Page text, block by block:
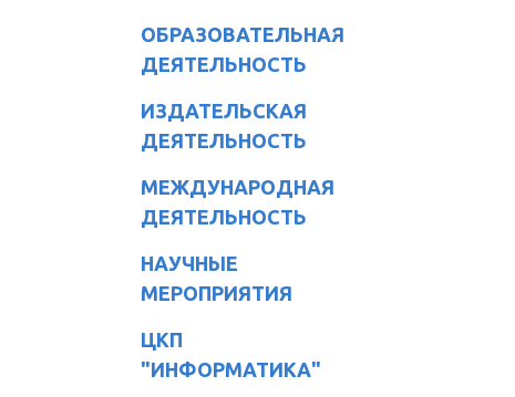
ОБРАЗОВАТЕЛЬНАЯ
ДЕЯТЕЛЬНОСТЬ
ИЗДАТЕЛЬСКАЯ
ДЕЯТЕЛЬНОСТЬ
МЕЖДУНАРОДНАЯ
ДЕЯТЕЛЬНОСТЬ
НАУЧНЫЕ
МЕРОПРИЯТИЯ
ЦКП
"ИНФОРМАТИКА"